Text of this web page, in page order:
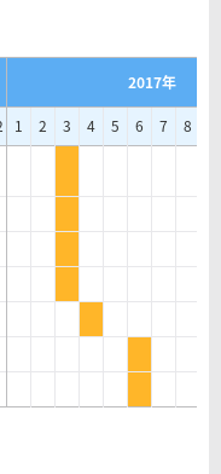
2017年
1 2 3 4 5 6 7 8